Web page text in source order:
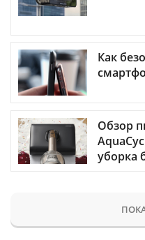
Как
Обзор
уборка